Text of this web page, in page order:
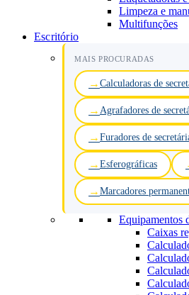
Limpeza e
Multifunções
Escritório
MAIS PROCURADAS
Calculadoras de
Agrafadores de
Furadores de
Esferográficas
Marcadores
Equipamentos
Caixas